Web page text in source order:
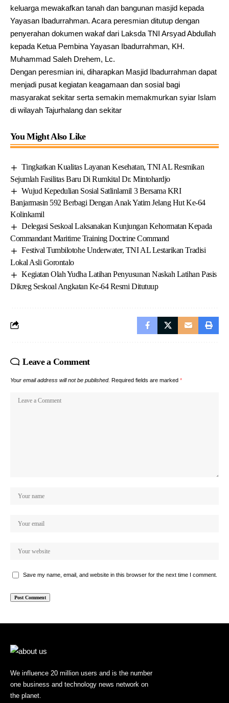
keluarga mewakafkan tanah dan bangunan masjid kepada
Yayasan Ibadurrahman. Acara peresmian ditutup dengan
penyerahan dokumen wakaf dari Laksda TNI Arsyad Abdullah
kepada Ketua Pembina Yayasan Ibadurrahman, KH.
Muhammad Saleh Drehem, Lc.
Dengan peresmian ini, diharapkan Masjid Ibadurrahman dapat
menjadi pusat kegiatan keagamaan dan sosial bagi
masyarakat sekitar serta semakin memakmurkan syiar Islam
di wilayah Tajurhalang dan sekitar
You Might Also Like
Tingkatkan Kualitas Layanan Kesehatan, TNI AL Resmikan
Sejumlah Fasilitas Baru Di Rumkital Dr. Mintohardjo
Wujud Kepedulian Sosial Satlinlamil 3 Bersama KRI
Banjarmasin 592 Berbagi Dengan Anak Yatim Jelang Hut Ke-64
Kolinkamil
Delegasi Seskoal Laksanakan Kunjungan Kehormatan Kepada
Commandant Maritime Training Doctrine Command
Festival Tumbilotohe Underwater, TNI AL Lestarikan Tradisi
Lokal Asli Gorontalo
Kegiatan Olah Yudha Latihan Penyusunan Naskah Latihan Pasis
Dikreg Seskoal Angkatan Ke-64 Resmi Ditutuup
Leave a Comment
Your email address will not be published. Required fields are marked *
Save my name, email, and website in this browser for the next time I comment.
We influence 20 million users and is the number
one business and technology news network on
the planet.